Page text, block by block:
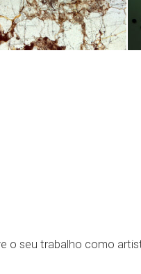
o seu trabalho como